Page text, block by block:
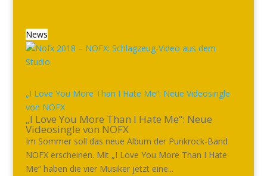
News
„I Love You More Than I Hate Me“: Neue Videosingle
von NOFX
„I Love You More Than I Hate Me“: Neue
Videosingle von NOFX
Im Sommer soll das neue Album der Punkrock-Band
NOFX erscheinen. Mit „I Love You More Than I Hate
Me“ haben die vier Musiker jetzt eine...